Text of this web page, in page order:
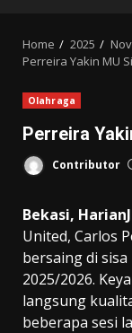
Home 2025
Perreira Yakin MU
Olahraga
Perreira
Contributor
Bekasi,
United, Carlos
bersaing di
2025/2026.
langsung
beberapa sesi